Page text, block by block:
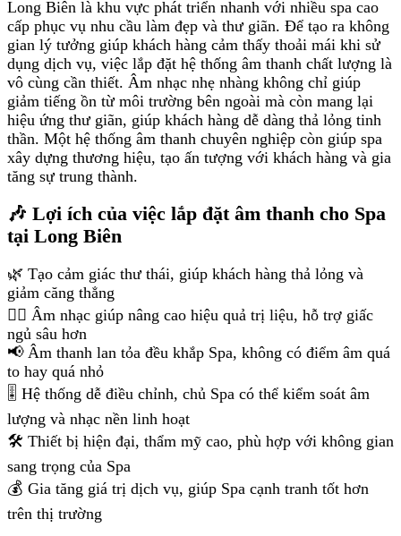
Long Biên là khu vực phát triển nhanh với nhiều spa cao
cấp phục vụ nhu cầu làm đẹp và thư giãn. Để tạo ra không
gian lý tưởng giúp khách hàng cảm thấy thoải mái khi sử
dụng dịch vụ, việc lắp đặt hệ thống âm thanh chất lượng là
vô cùng cần thiết. Âm nhạc nhẹ nhàng không chỉ giúp
giảm tiếng ồn từ môi trường bên ngoài mà còn mang lại
hiệu ứng thư giãn, giúp khách hàng dễ dàng thả lỏng tinh
thần. Một hệ thống âm thanh chuyên nghiệp còn giúp spa
xây dựng thương hiệu, tạo ấn tượng với khách hàng và gia
tăng sự trung thành.
🎶 Lợi ích của việc lắp đặt âm thanh cho Spa
tại Long Biên
🌿 Tạo cảm giác thư thái, giúp khách hàng thả lỏng và
giảm căng thẳng
💆‍♀️ Âm nhạc giúp nâng cao hiệu quả trị liệu, hỗ trợ giấc
ngủ sâu hơn
📢 Âm thanh lan tỏa đều khắp Spa, không có điểm âm quá
to hay quá nhỏ
🎚 Hệ thống dễ điều chỉnh, chủ Spa có thể kiểm soát âm
lượng và nhạc nền linh hoạt
🛠 Thiết bị hiện đại, thẩm mỹ cao, phù hợp với không gian
sang trọng của Spa
💰 Gia tăng giá trị dịch vụ, giúp Spa cạnh tranh tốt hơn
trên thị trường